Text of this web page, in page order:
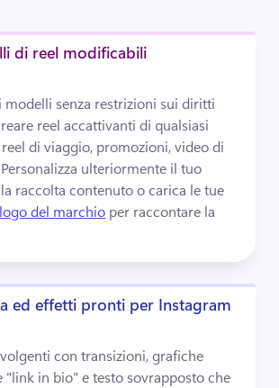
di reel modificabili
modelli senza restrizioni sui diritti
reel accattivanti di qualsiasi
di viaggio, promozioni, video di
Personalizza ulteriormente il tuo
raccolta contenuto o carica le tue
logo del marchio per raccontare la
ed effetti pronti per Instagram
con transizioni, grafiche
"link in bio" e testo sovrapposto che